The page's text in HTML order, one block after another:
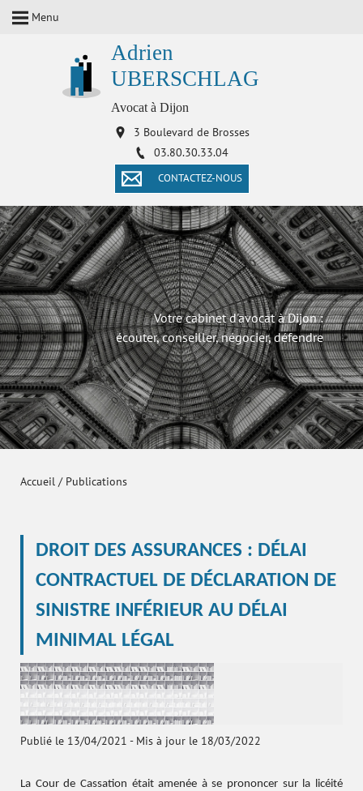
Menu
Adrien
UBERSCHLAG
Avocat à Dijon
3 Boulevard de Brosses
03.80.30.33.04
CONTACTEZ-NOUS
Votre cabinet d'avocat à Dijon :
écouter, conseiller, négocier, défendre
Accueil / Publications
DROIT DES ASSURANCES : DÉLAI
CONTRACTUEL DE DÉCLARATION DE
SINISTRE INFÉRIEUR AU DÉLAI
MINIMAL LÉGAL
Publié le 13/04/2021 - Mis à jour le 18/03/2022
La Cour de Cassation était amenée à se prononcer sur la licéité